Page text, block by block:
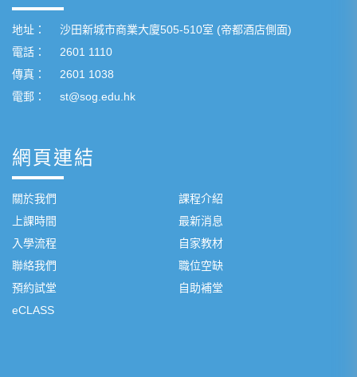
地址：
沙田新城市商業大廈505-510室 (帝都酒店側面)
電話：
2601 1110
傳真：
2601 1038
電郵：
st@sog.edu.hk
網頁連結
關於我們
課程介紹
上課時間
最新消息
入學流程
自家教材
聯絡我們
職位空缺
預約試堂
自助補堂
eCLASS